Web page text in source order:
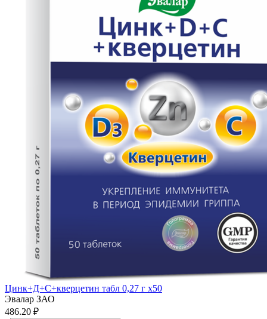
Цинк+Д+С+кверцетин табл 0,27 г x50
Эвалар ЗАО
486.20 ₽